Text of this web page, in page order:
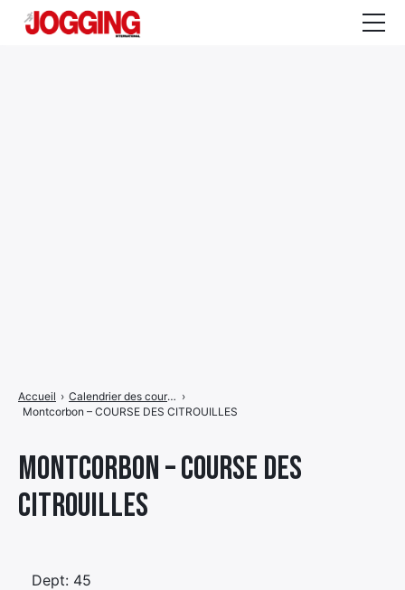
Montcorbon – COURSE DES
CITROUILLES
Accueil › Calendrier des courses ›
Montcorbon – COURSE DES CITROUILLES
Dept: 45
de
menu
Élément
de
Élément
de